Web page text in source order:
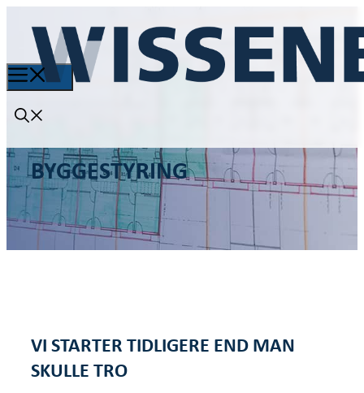
BYGGESTYRING
VI STARTER TIDLIGERE END MAN
SKULLE TRO